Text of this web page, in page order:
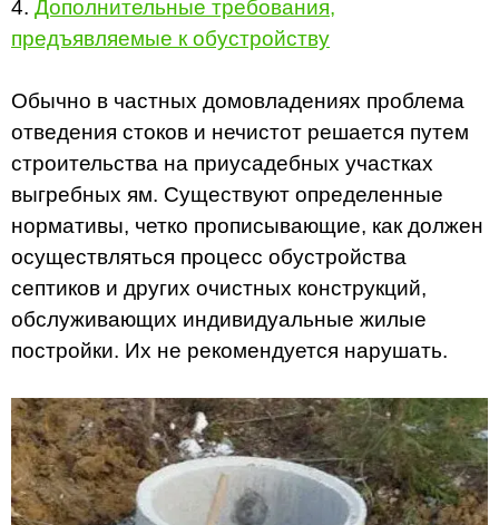
4. Дополнительные требования,
предъявляемые к обустройству
Обычно в частных домовладениях проблема
отведения стоков и нечистот решается путем
строительства на приусадебных участках
выгребных ям. Существуют определенные
нормативы, четко прописывающие, как должен
осуществляться процесс обустройства
септиков и других очистных конструкций,
обслуживающих индивидуальные жилые
постройки. Их не рекомендуется нарушать.